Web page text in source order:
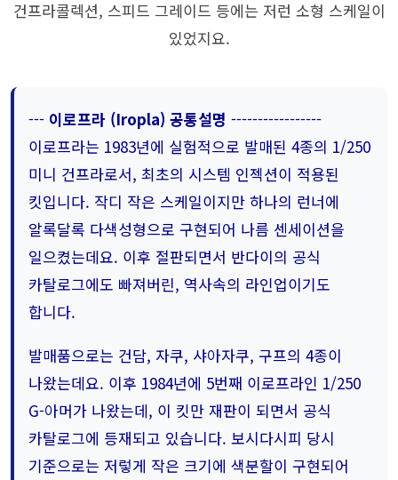
건프라콜렉션, 스피드 그레이드 등에는 저런 소형 스케일이
있었지요.
--- 이로프라 (Iropla) 공통설명 -----------------
이로프라는 1983년에 실험적으로 발매된 4종의 1/250
미니 건프라로서, 최초의 시스템 인젝션이 적용된
킷입니다. 작디 작은 스케일이지만 하나의 런너에
알록달록 다색성형으로 구현되어 나름 센세이션을
일으켰는데요. 이후 절판되면서 반다이의 공식
카탈로그에도 빠져버린, 역사속의 라인업이기도
합니다.
발매품으로는 건담, 자쿠, 샤아자쿠, 구프의 4종이
나왔는데요. 이후 1984년에 5번째 이로프라인 1/250
G-아머가 나왔는데, 이 킷만 재판이 되면서 공식
카탈로그에 등재되고 있습니다. 보시다시피 당시
기준으로는 저렇게 작은 크기에 색분할이 구현되어